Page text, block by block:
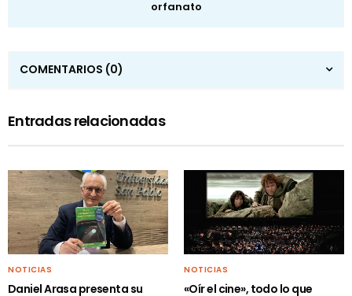
orfanato
COMENTARIOS (0)
Entradas relacionadas
NOTICIAS
Daniel Arasa presenta su
NOTICIAS
«Oír el cine», todo lo que